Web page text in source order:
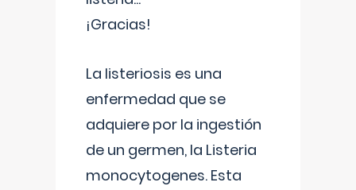
¡Gracias!
La listeriosis es una
enfermedad que se
adquiere por la ingestión
de un germen, la Listeria
monocytogenes. Esta